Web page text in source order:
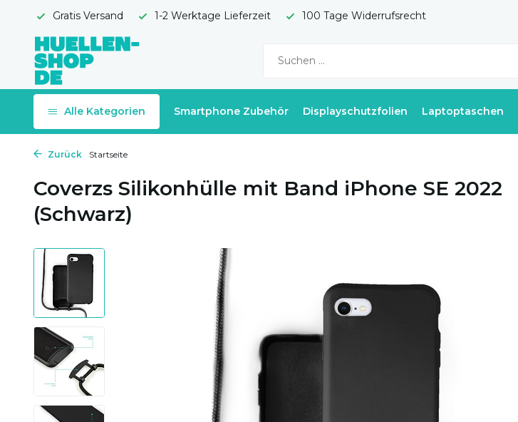
Gratis Versand 1-2 Werktage Lieferzeit 100 Tage Widerrufsrecht
Alle Kategorien Smartphone Zubehör Displayschutzfolien Laptoptaschen
Zurück Startseite
Coverzs Silikonhülle mit Band iPhone SE 2022
(Schwarz)